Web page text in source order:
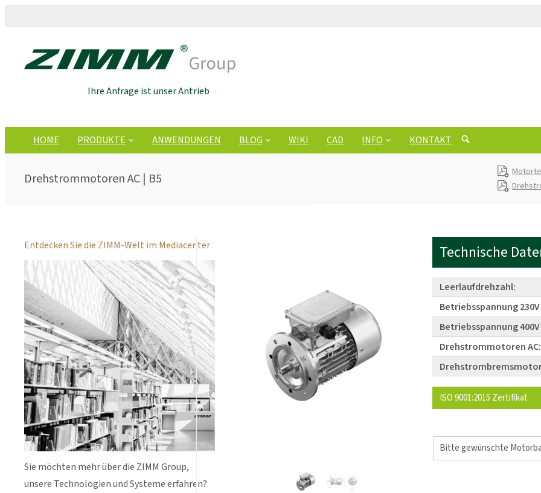
Ihre Anfrage ist unser Antrieb
HOME PRODUKTE ANWENDUNGEN BLOG WIKI CAD INFO KONTAKT
Drehstrommotoren AC | B5
Entdecken Sie die ZIMM-Welt im Mediacenter
Sie möchten mehr über die ZIMM Group,
unsere Technologien und Systeme erfahren?
Technische
Leerlaufdrehzahl:
Betriebsspannung
Betriebsspannung
Drehstrommotoren AC:
ISO 9001:2015 Zertifikat